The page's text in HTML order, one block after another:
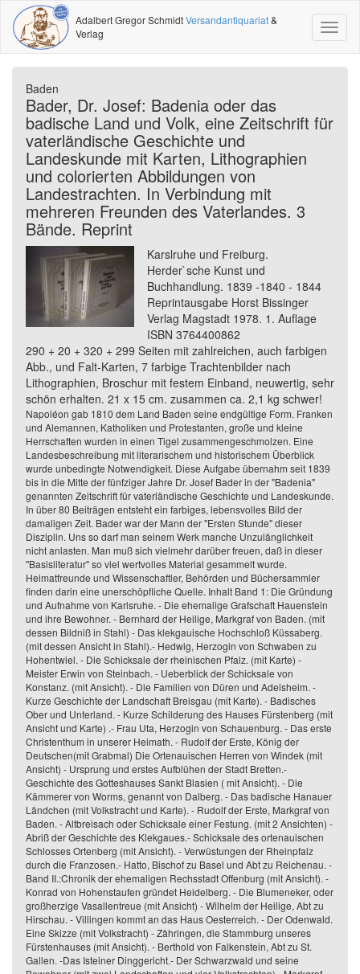
Adalbert Gregor SchmidtVersandantiquariat&
Verlag
Baden
Bader, Dr. Josef: Badenia oder das
badische Land und Volk, eine Zeitschrift für
vaterländische Geschichte und
Landeskunde mit Karten, Lithographien
und colorierten Abbildungen von
Landestrachten. In Verbindung mit
mehreren Freunden des Vaterlandes. 3
Bände. Reprint
Karslruhe und Freiburg.
Herder`sche Kunst und
Buchhandlung. 1839 -1840 - 1844
Reprintausgabe Horst Bissinger
Verlag Magstadt 1978. 1. Auflage
ISBN 3764400862
290 + 20 + 320 + 299 Seiten mit zahlreichen, auch farbigen
Abb., und Falt-Karten, 7 farbige Trachtenbilder nach
Lithographien, Broschur mit festem Einband, neuwertig, sehr
schön erhalten. 21 x 15 cm. zusammen ca. 2,1 kg schwer!
Napoléon gab 1810 dem Land Baden seine endgültige Form. Franken
und Alemannen, Katholiken und Protestanten, große und kleine
Herrschaften wurden in einen Tigel zusammengeschmolzen. Eine
Landesbeschreibung mit literarischem und historischem Überblick
wurde unbedingte Notwendigkeit. Diese Aufgabe übernahm seit 1839
bis in die Mitte der fünfziger Jahre Dr. Josef Bader in der "Badenia"
genannten Zeitschrift für vaterländische Geschichte und Landeskunde.
In über 80 Beiträgen entsteht ein farbiges, lebensvolles Bild der
damaligen Zeit. Bader war der Mann der "Ersten Stunde" dieser
Disziplin. Uns so darf man seinem Werk manche Unzulänglichkeit
nicht anlasten. Man muß sich vielmehr darüber freuen, daß in dieser
"Basisliteratur" so viel wertvolles Material gesammelt wurde.
Heimatfreunde und Wissenschaftler, Behörden und Büchersammler
finden darin eine unerschöpfliche Quelle. Inhalt Band 1: Die Gründung
und Aufnahme von Karlsruhe. - Die ehemalige Grafschaft Hauenstein
und ihre Bewohner. - Bernhard der Heilige, Markgraf von Baden. (mit
dessen Bildniß in Stahl) - Das klekgauische Hochschloß Küssaberg.
(mit dessen Ansicht in Stahl).- Hedwig, Herzogin von Schwaben zu
Hohentwiel. - Die Schicksale der rheinischen Pfalz. (mit Karte) -
Meister Erwin von Steinbach. - Ueberblick der Schicksale von
Konstanz. (mit Ansicht). - Die Familien von Düren und Adelsheim. -
Kurze Geschichte der Landschaft Breisgau (mit Karte). - Badisches
Ober und Unterland. - Kurze Schilderung des Hauses Fürstenberg (mit
Ansicht und Karte) .- Frau Uta, Herzogin von Schauenburg. - Das erste
Christenthum in unserer Heimath. - Rudolf der Erste, König der
Deutschen(mit Grabmal) Die Ortenauischen Herren von Windek (mit
Ansicht) - Ursprung und erstes Aufblühen der Stadt Bretten.-
Geschichte des Gotteshauses Sankt Blasien ( mit Ansicht). - Die
Kämmerer von Worms, genannt von Dalberg. - Das badische Hanauer
Ländchen (mit Volkstracht und Karte). - Rudolf der Erste, Markgraf von
Baden. - Altbreisach oder Schicksale einer Festung. (mit 2 Ansichten) -
Abriß der Geschichte des Klekgaues.- Schicksale des ortenauischen
Schlosses Ortenberg (mit Ansicht). - Verwüstungen der Rheinpfalz
durch die Franzosen.- Hatto, Bischof zu Basel und Abt zu Reichenau. -
Band II.:Chronik der ehemaligen Rechsstadt Offenburg (mit Ansicht). -
Konrad von Hohenstaufen gründet Heidelberg. - Die Blumeneker, oder
großherzige Vasallentreue (mit Ansicht) - Wilhelm der Heilige, Abt zu
Hirschau. - Villingen kommt an das Haus Oesterreich. - Der Odenwald.
Eine Skizze (mit Volkstracht) - Zähringen, die Stammburg unseres
Fürstenhauses (mit Ansicht). - Berthold von Falkenstein, Abt zu St.
Gallen. -Das Isteiner Dinggericht.- Der Schwarzwald und seine